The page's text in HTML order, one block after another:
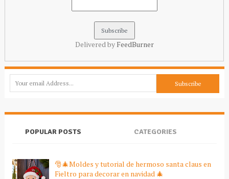
Delivered by FeedBurner
POPULAR POSTS CATEGORIES
🎅🎄Moldes y tutorial de hermoso santa claus en
Fieltro para decorar en navidad 🎄